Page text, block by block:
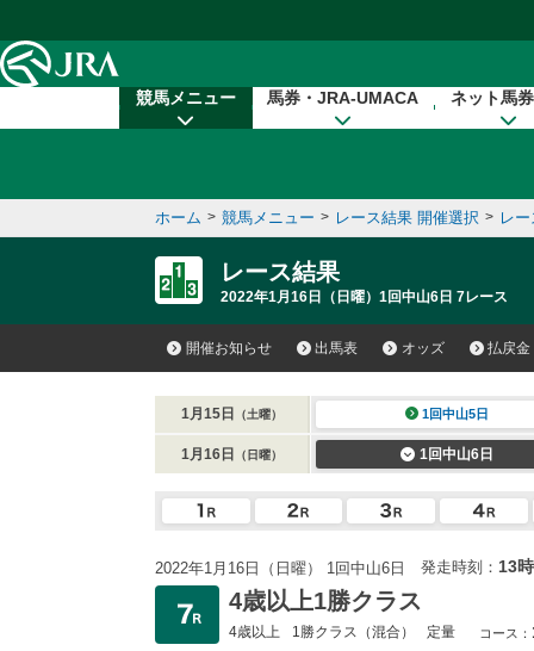
競馬メニュー 馬券・JRA-UMACA ネット馬
ホーム > 競馬メニュー > レース結果 開催選択 > レ
レース結果
2022年1月16日（日曜）1回中山6日 7レース
開催お知らせ 出馬表 オッズ 払戻金
1月15日 （土曜） 1回中山5日
1月16日 （日曜） 1回中山6日
2022年1月16日（日曜） 1回中山6日 発走時刻： 13
4歳以上1勝クラス
4歳以上 1勝クラス （混合） 定量 コース：